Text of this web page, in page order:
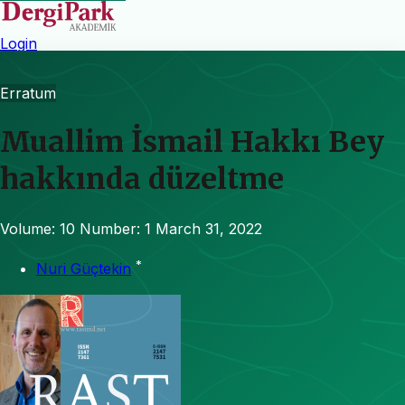
Login
Erratum
Muallim İsmail Hakkı Bey
hakkında düzeltme
Volume: 10 Number: 1 March 31, 2022
Nuri Güçtekin *